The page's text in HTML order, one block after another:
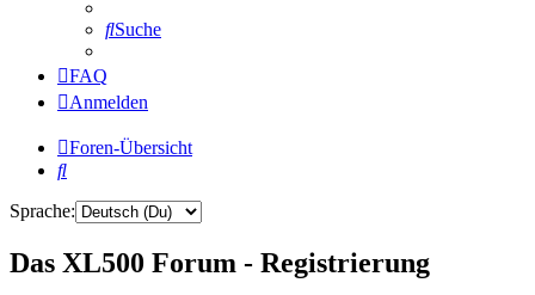
Suche
FAQ
Anmelden
Foren-Übersicht
Suche
Sprache:
Das XL500 Forum - Registrierung